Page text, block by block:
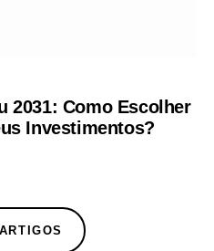
2031: Como Escolher
Investimentos?